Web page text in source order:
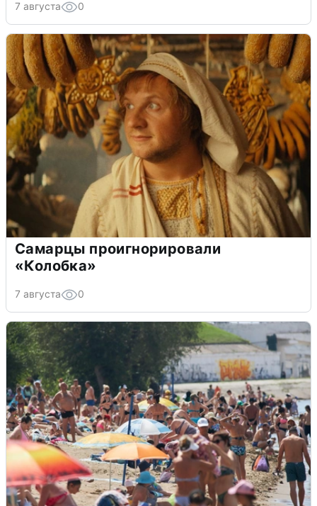
7 августа 0
Самарцы проигнорировали
«Колобка»
7 августа 0